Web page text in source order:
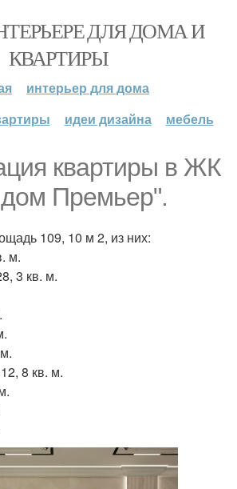
ДЛЯ ДОМА И
КВАРТИРЫ
интерьер для дома
идеи дизайна мебель
квартиры в ЖК
Премьер".
109, 10 м 2, из них:
м.
3 кв. м.
8 кв. м.